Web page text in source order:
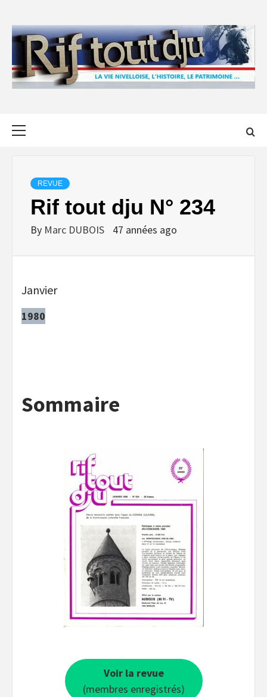
content
REVUE
Rif tout dju N° 234
By Marc DUBOIS 47 années ago
Janvier
1980
Sommaire
Voir la revue
(membres enregistrés)